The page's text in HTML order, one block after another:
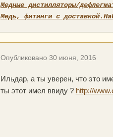
Медные дистилляторы/
Медь, фитинги с
Опубликовано 30 июня, 2016
Ильдар, а ты уверен, что это
ты этот имел ввиду ? http://